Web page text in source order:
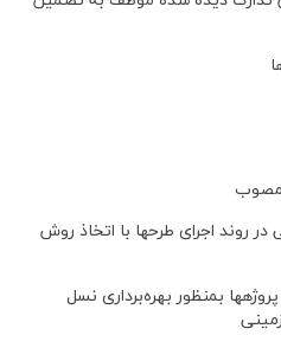
مصوب
روند اجرای طرحها با اتخاذ روش
بمنظور بهره‌برداری نسل